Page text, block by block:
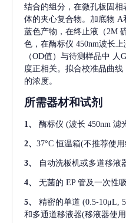
结合的组分，在微孔板固相
体的夹心复合物。加底物 A
蓝色产物，在终止液（2M
色，在酶标仪 450nm波长
（OD值）与待测样品中 人
度正相关。拟合校准品曲线
的浓度。
所需器材和试剂
1、 酶标仪 (波长 450nm 滤
2、 37°C 恒温箱(不推荐使
3、 自动洗板机或多道移液
4、 无菌的 EP 管及一次性
5、 精密的单道 (0.5-10μL,
和多通道移液器(移液器使用